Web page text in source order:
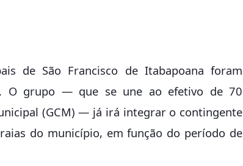
de São Francisco de Itabapoana foram
O grupo — que se une ao efetivo de 70
(GCM) — já irá integrar o contingente
do município, em função do período de